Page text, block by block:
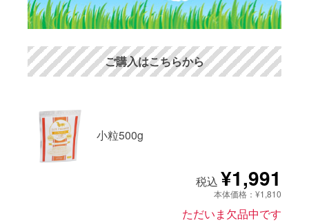
ご購入はこちらから
小粒500g
税込 ¥1,991
本体価格：¥1,810
ただいま欠品中です